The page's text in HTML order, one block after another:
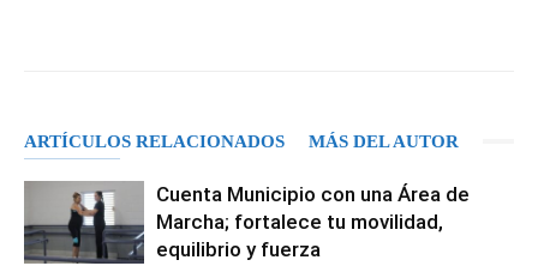
ARTÍCULOS RELACIONADOS MÁS DEL AUTOR
Cuenta Municipio con una Área de
Marcha; fortalece tu movilidad,
equilibrio y fuerza